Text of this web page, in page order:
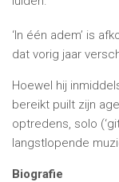
‘In één adem’ is
dat vorig jaar
Hoewel hij
bereikt puilt zijn
optredens, solo
langstlopende
Biografie